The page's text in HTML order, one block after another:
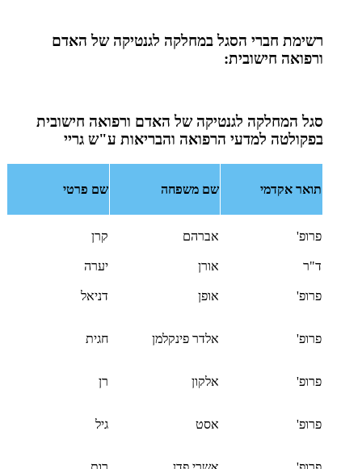
רשימת חברי הסגל במחלקה לגנטיקה של האדם
ורפואה חישובית:
סגל המחלקה לגנטיקה של האדם ורפואה חישובית
בפקולטה למדעי הרפואה והבריאות ע"ש גריי
תואר אקדמי שם משפחה שם פרטי
פרופ' אברהם קרן
ד"ר אורן יערה
פרופ' אופן דניאל
פרופ' אלדר פינקלמן חגית
פרופ' אלקון רן
פרופ' אסט גיל